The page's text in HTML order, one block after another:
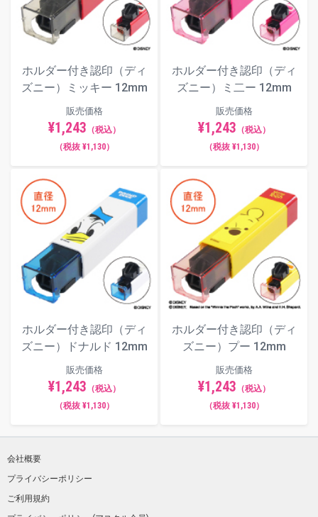
ホルダー付き認印（ディ
ズニー）ミッキー 12mm
販売価格
¥1,243 （税込）
（税抜 ¥1,130）
ホルダー付き認印（ディ
ズニー）ミ二ー 12mm
販売価格
¥1,243 （税込）
（税抜 ¥1,130）
ホルダー付き認印（ディ
ズニー）ドナルド 12mm
販売価格
¥1,243 （税込）
（税抜 ¥1,130）
ホルダー付き認印（ディ
ズニー）プー 12mm
販売価格
¥1,243 （税込）
（税抜 ¥1,130）
会社概要
プライバシーポリシー
ご利用規約